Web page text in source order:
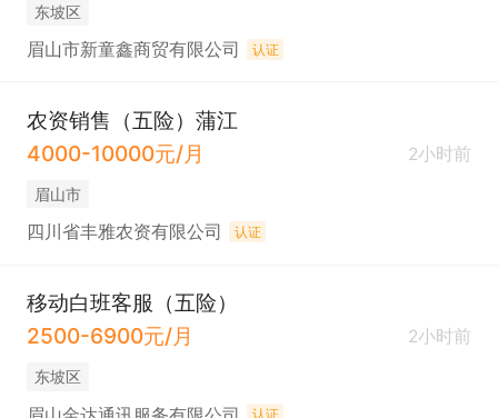
东坡区
眉山市新童鑫商贸有限公司 认证
农资销售（五险）蒲江
4000-10000元/月
2小时前
眉山市
四川省丰雅农资有限公司 认证
移动白班客服（五险）
2500-6900元/月
2小时前
东坡区
认证